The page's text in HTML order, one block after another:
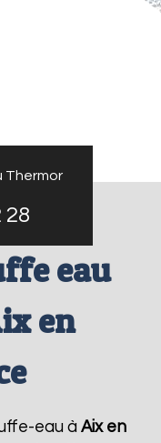
Thermor
28
eau
en
eau àAix en